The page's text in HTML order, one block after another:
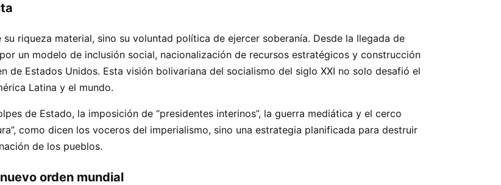
riqueza material, sino su voluntad política de ejercer soberanía. Desde la llegada de
un modelo de inclusión social, nacionalización de recursos estratégicos y construcción
de Estados Unidos. Esta visión bolivariana del socialismo del siglo XXI no solo desafió el
Latina y el mundo.
de Estado, la imposición de “presidentes interinos”, la guerra mediática y el cerco
como dicen los voceros del imperialismo, sino una estrategia planificada para destruir
de los pueblos.
orden mundial